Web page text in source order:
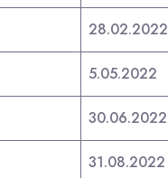
28.02.2022
5.05.2022
30.06.2022
31.08.2022